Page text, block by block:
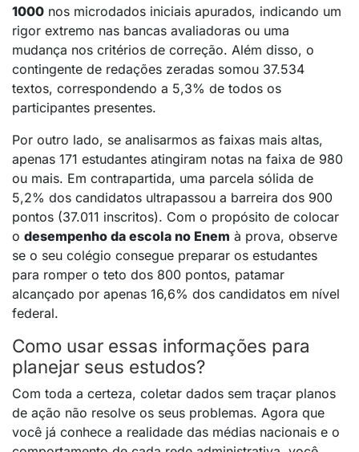
1000 nos microdados iniciais apurados, indicando um
rigor extremo nas bancas avaliadoras ou uma
mudança nos critérios de correção. Além disso, o
contingente de redações zeradas somou 37.534
textos, correspondendo a 5,3% de todos os
participantes presentes.
Por outro lado, se analisarmos as faixas mais altas,
apenas 171 estudantes atingiram notas na faixa de 980
ou mais. Em contrapartida, uma parcela sólida de
5,2% dos candidatos ultrapassou a barreira dos 900
pontos (37.011 inscritos). Com o propósito de colocar
o desempenho da escola no Enem à prova, observe
se o seu colégio consegue preparar os estudantes
para romper o teto dos 800 pontos, patamar
alcançado por apenas 16,6% dos candidatos em nível
federal.
Como usar essas informações para
planejar seus estudos?
Com toda a certeza, coletar dados sem traçar planos
de ação não resolve os seus problemas. Agora que
você já conhece a realidade das médias nacionais e o